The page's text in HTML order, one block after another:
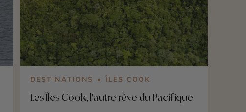
DESTINATIONS ÎLES COOK
Les Îles Cook, l'autre rêve du Pacifique